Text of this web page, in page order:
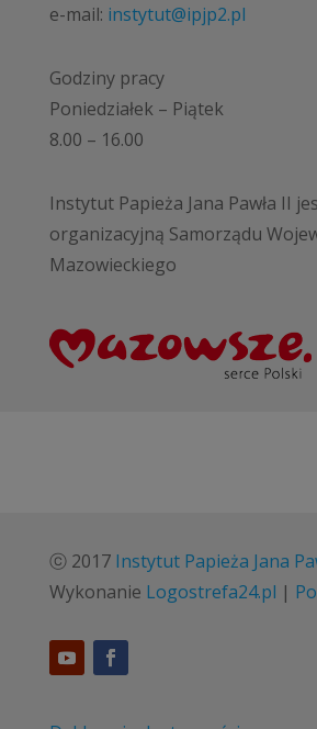
e-mail: instytut@ipjp2.pl
Godziny pracy
Poniedziałek – Piątek
8.00 – 16.00
Instytut Papieża Jana Pawła II
organizacyjną Samorządu
Mazowieckiego
ⓒ 2017 Instytut Papieża Jana
Wykonanie Logostrefa24.pl |